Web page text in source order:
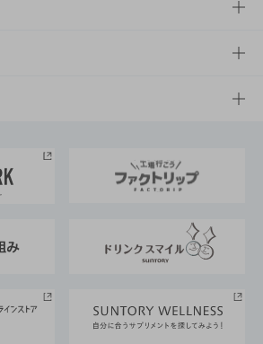
ーズ大阪
TOP
るサステナビリティ経営